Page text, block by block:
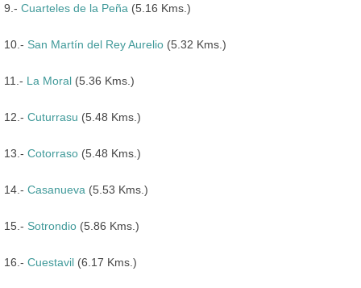
9.- Cuarteles de la Peña (5.16 Kms.)
10.- San Martín del Rey Aurelio (5.32 Kms.)
11.- La Moral (5.36 Kms.)
12.- Cuturrasu (5.48 Kms.)
13.- Cotorraso (5.48 Kms.)
14.- Casanueva (5.53 Kms.)
15.- Sotrondio (5.86 Kms.)
16.- Cuestavil (6.17 Kms.)